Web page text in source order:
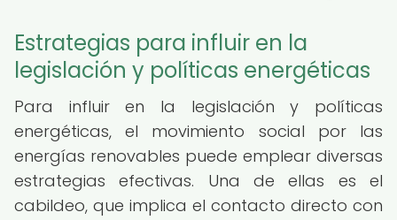
Estrategias para influir en la
legislación y políticas energéticas
Para influir en la legislación y políticas
energéticas, el movimiento social por las
energías renovables puede emplear diversas
estrategias efectivas. Una de ellas es el
cabildeo, que implica el contacto directo con